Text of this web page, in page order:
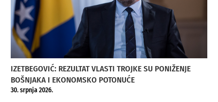
IZETBEGOVIĆ: REZULTAT VLASTI TROJKE SU PONIŽENJE
BOŠNJAKA I EKONOMSKO POTONUĆE
30. srpnja 2026.